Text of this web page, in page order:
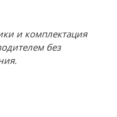
и комплектация
без